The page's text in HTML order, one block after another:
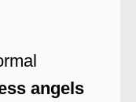
angels